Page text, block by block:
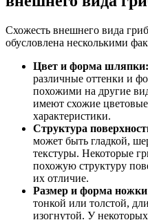
Схожесть внешнего вида
обусловлена несколькими
Цвет и форма шляпки:
различные оттенки и
похожими на другие
имеют схожие
характеристики.
Структура
может быть гладкой,
текстуры. Некоторые
похожую структуру
их отличие.
Размер и форма
тонкой или толстой,
изогнутой. У